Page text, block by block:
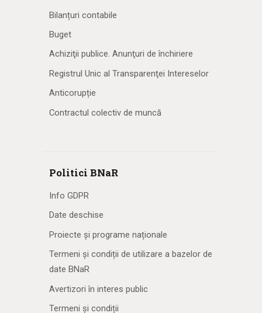
Bilanțuri contabile
Buget
Achiziţii publice. Anunţuri de închiriere
Registrul Unic al Transparenţei Intereselor
Anticorupție
Contractul colectiv de muncă
Politici BNaR
Info GDPR
Date deschise
Proiecte și programe naționale
Termeni și condiții de utilizare a bazelor de
date BNaR
Avertizori în interes public
Termeni și condiții